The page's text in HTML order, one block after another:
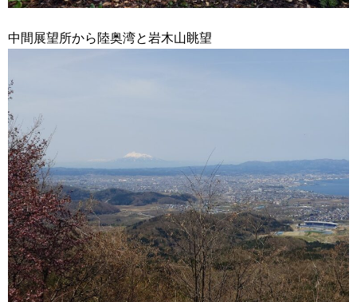
中間展望所から陸奥湾と岩木山眺望